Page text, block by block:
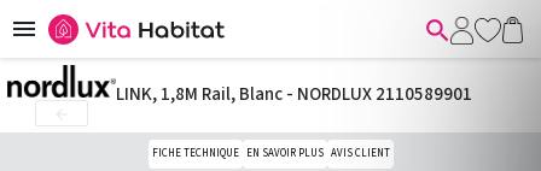
 
LINK, 1,8M Rail, Blanc - NORDLUX 2110589901
FICHE TECHNIQUE EN SAVOIR PLUS AVIS CLIENT